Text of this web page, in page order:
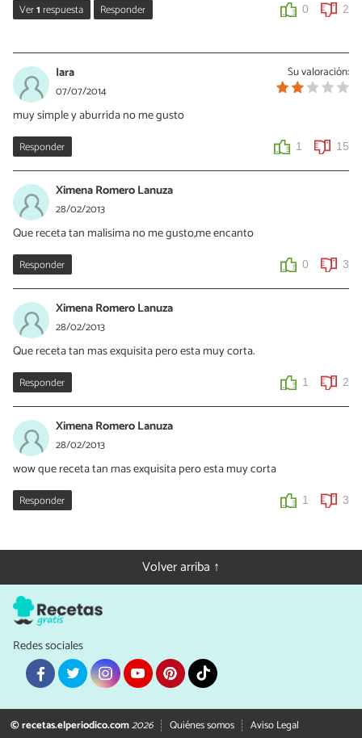
Ver1respuesta Responder 0 2
Me gusto mucho
Su valoración:
Iara
07/07/2014
muy simple y aburrida no me gusto
Responder 1 15
Ximena Romero Lanuza
28/02/2013
Que receta tan malisima no me gusto,me encanto
Responder 0 3
Ximena Romero Lanuza
28/02/2013
Que receta tan mas exquisita pero esta muy corta.
Responder 1 2
Ximena Romero Lanuza
28/02/2013
wow que receta tan mas exquisita pero esta muy corta
Responder 1 3
Volver arriba ↑
Redes sociales
© recetas.elperiodico.com2026 Quiénes somos
Aviso Legal